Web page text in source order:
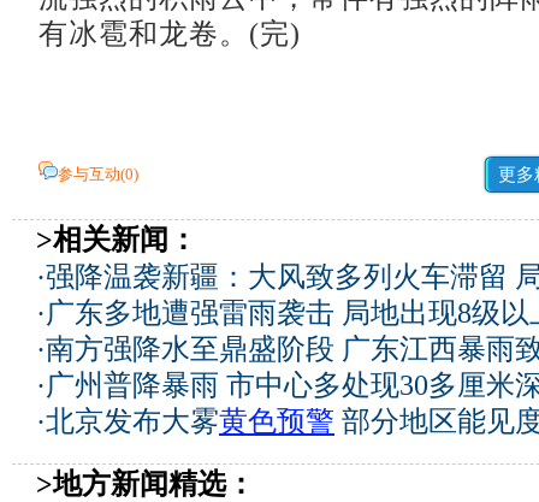
有冰雹和龙卷。(完)
参与互动(0) 更多
>相关新闻：
·强降温袭新疆：大风致多列火车滞留
·广东多地遭强雷雨袭击 局地出现8级以
·南方强降水至鼎盛阶段 广东江西暴雨
·广州普降暴雨 市中心多处现30多厘米
·北京发布大雾黄色预警 部分地区能见
>地方新闻精选：